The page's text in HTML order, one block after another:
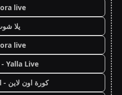
live
يلا
live
Yalla Live - يلا لايف
كورة اون لاين - koora onl